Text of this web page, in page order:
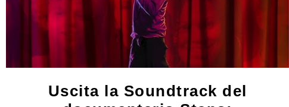
Uscita la Soundtrack del